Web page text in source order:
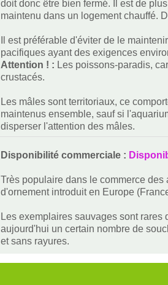
doit donc être bien fermé. Il est de
maintenu dans un logement chauffé.
Il est préférable d'éviter de le
pacifiques ayant des exigences
Attention ! : Les poissons-paradis,
crustacés.
Les mâles sont territoriaux, ce
maintenus ensemble, sauf si
disperser l'attention des mâles.
Disponibilité commerciale :
Très populaire dans le commerce
d'ornement introduit en Europe
Les exemplaires sauvages sont
aujourd'hui un certain nombre de
et sans rayures.